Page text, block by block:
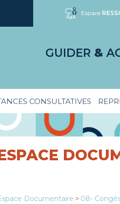
Espace
GUIDER &
CONSULTATIVES
Documentaire > 08-